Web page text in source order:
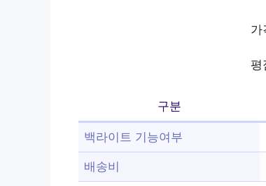
가
구분
백라이트 기능여부
배송비